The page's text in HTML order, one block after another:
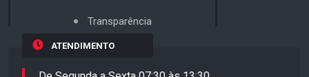
Transparência
ATENDIMENTO